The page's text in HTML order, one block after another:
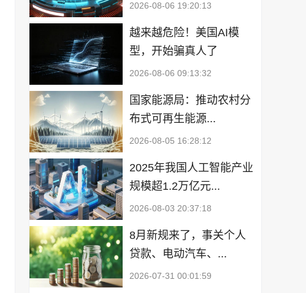
2026-08-06 19:20:13
越来越危险！美国AI模
型，开始骗真人了
2026-08-06 09:13:32
国家能源局：推动农村分
布式可再生能源...
2026-08-05 16:28:12
2025年我国人工智能产业
规模超1.2万亿元...
2026-08-03 20:37:18
8月新规来了，事关个人
贷款、电动汽车、...
2026-07-31 00:01:59